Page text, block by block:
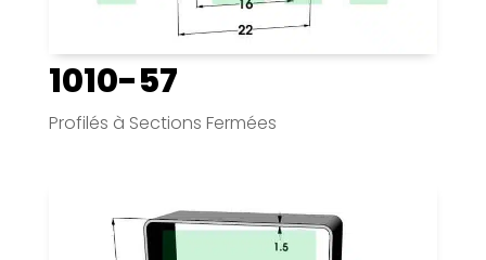
1010-57
Profilés à Sections Fermées